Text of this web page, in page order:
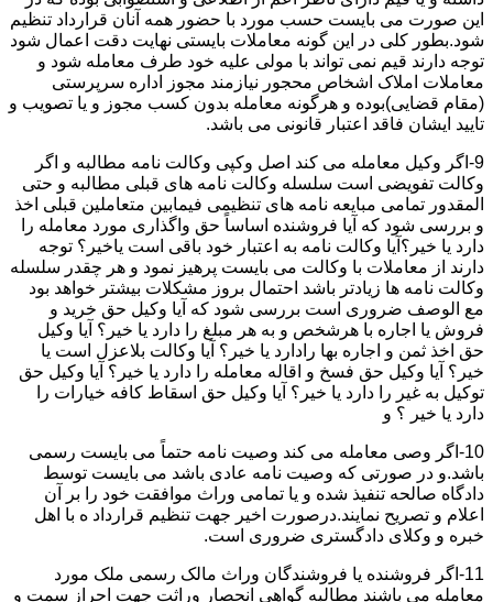
این صورت می بایست حسب مورد با حضور همه آنان قرارداد تنظیم
شود.بطور کلی در این گونه معاملات بایستی نهایت دقت اعمال شود
توجه دارند قیم نمی تواند با مولی علیه خود طرف معامله شود و
معاملات املاک اشخاص محجور نیازمند مجوز اداره سرپرستی
(مقام قضایی)بوده و هرگونه معامله بدون کسب مجوز و یا تصویب و
تایید ایشان فاقد اعتبار قانونی می باشد.
9-اگر وکیل معامله می کند اصل وکپی وکالت نامه مطالبه و اگر
وکالت تفویضی است سلسله وکالت نامه های قبلی مطالبه و حتی
المقدور تمامی مبایعه نامه های تنظیمی فیمابین متعاملین قبلی اخذ
و بررسی شود که آیا فروشنده اساساً حق واگذاری مورد معامله را
دارد یا خیر؟آیا وکالت نامه به اعتبار خود باقی است یاخیر؟ توجه
دارند از معاملات با وکالت می بایست پرهیز نمود و هر چقدر سلسله
وکالت نامه ها زیادتر باشد احتمال بروز مشکلات بیشتر خواهد بود
مع الوصف ضروری است بررسی شود که آیا وکیل حق خرید و
فروش یا اجاره با هرشخص و به هر مبلغ را دارد یا خیر؟ آیا وکیل
حق اخذ ثمن و اجاره بها رادارد یا خیر؟ آیا وکالت بلاعزل است یا
خیر؟ آیا وکیل حق فسخ و اقاله معامله را دارد یا خیر؟ آیا وکیل حق
توکیل به غیر را دارد یا خیر؟ آیا وکیل حق اسقاط کافه خیارات را
دارد یا خیر ؟ و
10-اگر وصی معامله می کند وصیت نامه حتماً می بایست رسمی
باشد.و در صورتی که وصیت نامه عادی باشد می بایست توسط
دادگاه صالحه تنفیذ شده و یا تمامی وراث موافقت خود را بر آن
اعلام و تصریح نمایند.درصورت اخیر جهت تنظیم قرارداد ه با اهل
خبره و وکلای دادگستری ضروری است.
11-اگر فروشنده یا فروشندگان وراث مالک رسمی ملک مورد
معامله می باشند مطالبه گواهی انحصار وراثت جهت احراز سمت و